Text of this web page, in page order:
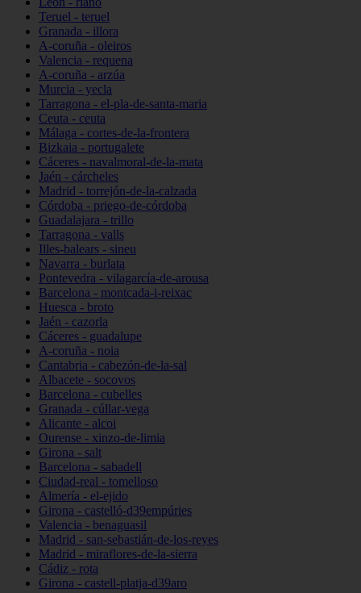
Teruel - teruel
Granada - illora
A-coruña - oleiros
Valencia - requena
A-coruña - arzúa
Murcia - yecla
Tarragona - el-pla-de-santa-maria
Ceuta - ceuta
Málaga - cortes-de-la-frontera
Bizkaia - portugalete
Cáceres - navalmoral-de-la-mata
Jaén - cárcheles
Madrid - torrejón-de-la-calzada
Córdoba - priego-de-córdoba
Guadalajara - trillo
Tarragona - valls
Illes-balears - sineu
Navarra - burlata
Pontevedra - vilagarcía-de-arousa
Barcelona - montcada-i-reixac
Huesca - broto
Jaén - cazorla
Cáceres - guadalupe
A-coruña - noia
Cantabria - cabezón-de-la-sal
Albacete - socovos
Barcelona - cubelles
Granada - cúllar-vega
Alicante - alcoi
Ourense - xinzo-de-limia
Girona - salt
Barcelona - sabadell
Ciudad-real - tomelloso
Almería - el-ejido
Girona - castelló-d39empúries
Valencia - benaguasil
Madrid - san-sebastián-de-los-reyes
Madrid - miraflores-de-la-sierra
Cádiz - rota
Girona - castell-platja-d39aro